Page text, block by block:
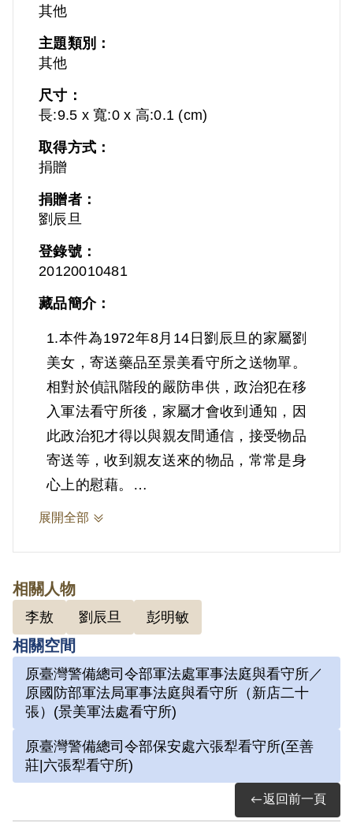
其他
主題類別：
其他
尺寸：
長:9.5 x 寬:0 x 高:0.1 (cm)
取得方式：
捐贈
捐贈者：
劉辰旦
登錄號：
20120010481
藏品簡介：
1.本件為1972年8月14日劉辰旦的家屬劉
美女，寄送藥品至景美看守所之送物單。
相對於偵訊階段的嚴防串供，政治犯在移
入軍法看守所後，家屬才會收到通知，因
此政治犯才得以與親友間通信，接受物品
寄送等，收到親友送來的物品，常常是身
心上的慰藉。
因涉「彭明敏案」、「臺南美國新聞處爆
炸案」、「李敖案」被捕，時任水泥公司
屏東營業所管理員；被捕後拘禁於警備總
司令部保安總處地下室及六張犁看守所進
行偵訊長達近一年。1972年移送景美軍
法處看守所，判決結果處以15年有期徒
刑。服刑期間因美術老師婉拒函授，決意
板為桌，開始獄中書畫生涯。獄中囚禁於
六號牢房，在狹小的方形牢獄中，房內六
個面構築出一塊個人場域，乃自稱「六大
山人」。1975年經上訴及國際特赦組織
展開全部
相關人物
李敖 劉辰旦 彭明敏
相關空間
原臺灣警備總司令部軍法處軍事法庭與看守所／
原國防部軍法局軍事法庭與看守所（新店二十
張）(景美軍法處看守所)
原臺灣警備總司令部保安處六張犁看守所(至善
莊|六張犁看守所)
返回前一頁